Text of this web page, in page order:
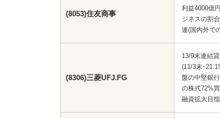
(8053)住友商事
利益4000億
ジネスの割
連(国内外で
(8306)三菱UFJ.FG
13/9末連結
(11/3末･
盤の中堅銀
の株式72%
融資拡大目